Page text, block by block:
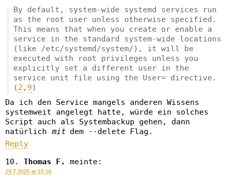
By default, system-wide systemd services run
as the root user unless otherwise specified.
This means that when you create or enable a
service in the standard system-wide locations
(like /etc/systemd/system/), it will be
executed with root privileges unless you
explicitly set a different user in the
service unit file using the User= directive.
( 2 , 9 )
Da ich den Service mangels anderen Wissens
systemweit angelegt hatte, würde ein solches
Script auch als Systembackup gehen, dann
natürlich mitdem --delete Flag.
Reply
Thomas F.
meinte:
29.7.2025 at 10:16